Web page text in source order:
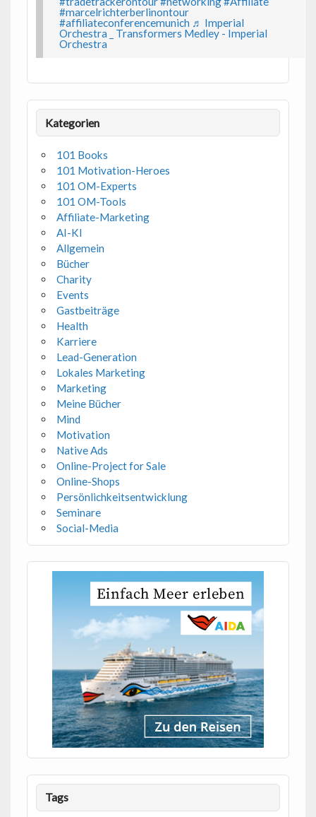
#marcelrichterberlinontour
#affiliateconferencemunich ♬ Imperial
Orchestra _ Transformers Medley - Imperial
Orchestra
Kategorien
101 Books
101 Motivation-Heroes
101 OM-Experts
101 OM-Tools
Affiliate-Marketing
AI-KI
Allgemein
Bücher
Charity
Events
Gastbeiträge
Health
Karriere
Lead-Generation
Lokales Marketing
Marketing
Meine Bücher
Mind
Motivation
Native Ads
Online-Project for Sale
Online-Shops
Persönlichkeitsentwicklung
Seminare
Social-Media
Tags